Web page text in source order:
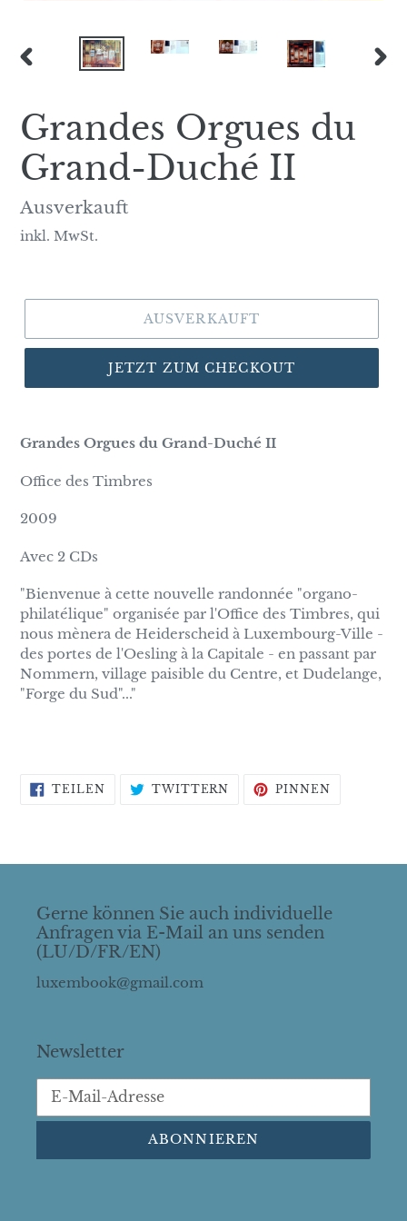
VORHERIGER
Grandes Orgues du
Grand-Duché II
Normaler
Preis
Ausverkauft
inkl. MwSt.
AUSVERKAUFT
JETZT ZUM CHECKOUT
Grandes Orgues du Grand-Duché II
Office des Timbres
2009
Avec 2 CDs
"Bienvenue à cette nouvelle randonnée "organo-
philatélique" organisée par l'Office des Timbres, qui
nous mènera de Heiderscheid à Luxembourg-Ville -
des portes de l'Oesling à la Capitale - en passant par
Nommern, village paisible du Centre, et Dudelange,
"Forge du Sud"..."
TEILENAUF
FACEBOOK
TWITTERN AUF
TWITTER
PINNEN
Gerne können Sie auch individuelle
Anfragen via E-Mail an uns senden
(LU/D/FR/EN)
luxembook@gmail.com
Newsletter
ABONNIEREN